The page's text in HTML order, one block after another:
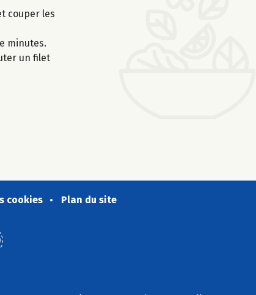
couper les
minutes.
un filet
cookies Plan du site